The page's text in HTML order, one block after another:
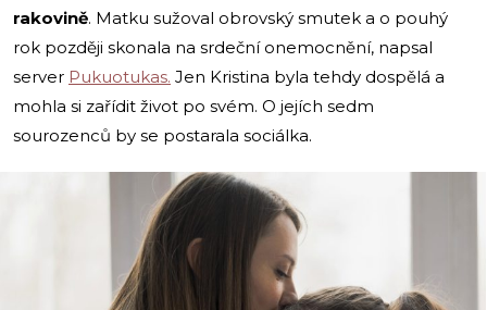
rakovině. Matku sužoval obrovský smutek a o pouhý
rok později skonala na srdeční onemocnění, napsal
server Pukuotukas. Jen Kristina byla tehdy dospělá a
mohla si zařídit život po svém. O jejích sedm
sourozenců by se postarala sociálka.